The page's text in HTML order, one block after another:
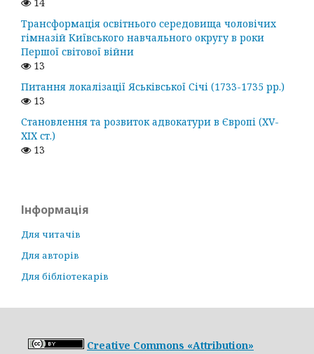
Трансформація освітнього середовища чоловічих
гімназій Київського навчального округу в роки
Першої світової війни
13
Питання локалізації Яськівської Січі (1733-1735 рр.)
13
Становлення та розвиток адвокатури в Європі (ХV-
ХІХ ст.)
13
Інформація
Для читачів
Для авторів
Для бібліотекарів
Creative Commons «Attribution»